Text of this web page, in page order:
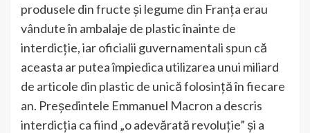
produsele din fructe și legume din Franța erau
vândute în ambalaje de plastic înainte de
interdicție, iar oficialii guvernamentali spun că
aceasta ar putea împiedica utilizarea unui miliard
de articole din plastic de unică folosință în fiecare
an. Președintele Emmanuel Macron a descris
interdicția ca fiind „o adevărată revoluție” și a